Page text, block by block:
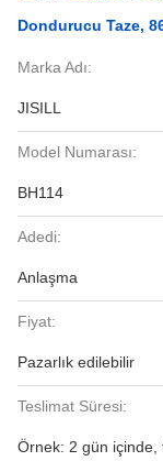
Dondurucu Taze,
Marka Adı:
JISILL
Model Numarası:
BH114
Adedi:
Anlaşma
Fiyat:
Pazarlık edilebilir
Teslimat Süresi:
Örnek: 2 gün içinde,